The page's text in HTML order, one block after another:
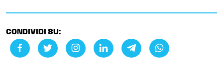
CONDIVIDI SU: